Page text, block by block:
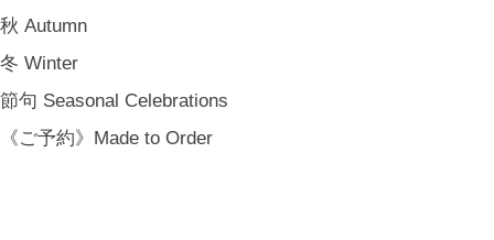
秋 Autumn
冬 Winter
節句 Seasonal Celebrations
《ご予約》Made to Order